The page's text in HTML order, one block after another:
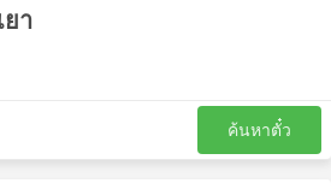
มไปถึงท่าเทียบเรือหรือที่นั่งปรับเอน
อใหญ่บนเรือหรือระหว่างเข้า
น การเดินทางด้วยรถบัสกลางคืนช่วย
นโรงแรมได้ แต่เพื่อให้แน่ใจว่าการ
สุด ให้เลือกประเภทของรถบัสของ
ยา
ค้นหาตั๋ว